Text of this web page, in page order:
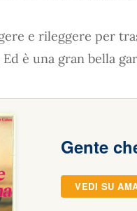
e rileggere per
è una gran bella
Gente
VEDI SU